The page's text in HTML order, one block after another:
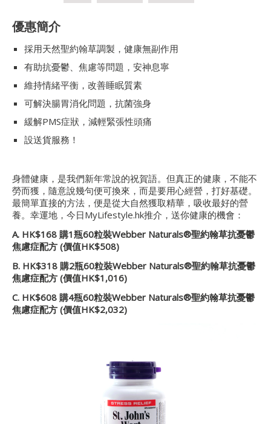
優惠簡介
採用天然聖約翰草調製，健康無副作用
有助抗憂鬱、焦慮等問題，安神息寧
維持情緒平衡，改善睡眠質素
可解決腸胃消化問題，抗菌強身
緩解PMS症狀，減輕緊張性頭痛
設送貨服務！
身體健康，是我們新年常說的祝賀語。但真正的健康，不能不
勞而獲，隨意說幾句便可換來，而是要用心經營，打好基礎。
最簡單直接的方法，便是從大自然獲取精華，吸收最好的營
養。幸運地，今日MyLifestyle.hk推介，送你健康的機會：
A. HK$168 購1瓶60粒裝Webber Naturals®聖約翰草抗憂鬱
焦慮症配方 (價值HK$508)
B. HK$318 購2瓶60粒裝Webber Naturals®聖約翰草抗憂鬱
焦慮症配方 (價值HK$1,016)
C. HK$608 購4瓶60粒裝Webber Naturals®聖約翰草抗憂鬱
焦慮症配方 (價值HK$2,032)